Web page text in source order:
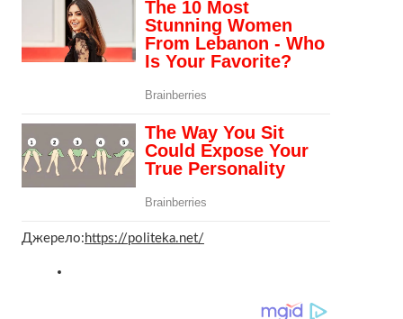
Джерело: https://politeka.net/